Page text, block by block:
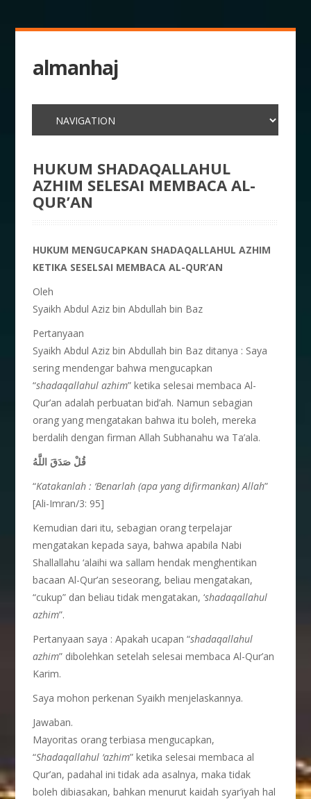
almanhaj
HUKUM SHADAQALLAHUL
AZHIM SELESAI MEMBACA AL-
QUR’AN
HUKUM MENGUCAPKAN SHADAQALLAHUL AZHIM
KETIKA SESELSAI MEMBACA AL-QUR’AN
Oleh
Syaikh Abdul Aziz bin Abdullah bin Baz
Pertanyaan
Syaikh Abdul Aziz bin Abdullah bin Baz ditanya : Saya
sering mendengar bahwa mengucapkan
“shadaqallahul azhim” ketika selesai membaca Al-
Qur’an adalah perbuatan bid’ah. Namun sebagian
orang yang mengatakan bahwa itu boleh, mereka
berdalih dengan firman Allah Subhanahu wa Ta’ala.
قُلْ صَدَقَ اللَّهُ
“Katakanlah : ‘Benarlah (apa yang difirmankan) Allah”
[Ali-Imran/3: 95]
Kemudian dari itu, sebagian orang terpelajar
mengatakan kepada saya, bahwa apabila Nabi
Shallallahu ‘alaihi wa sallam hendak menghentikan
bacaan Al-Qur’an seseorang, beliau mengatakan,
“cukup” dan beliau tidak mengatakan, ‘shadaqallahul
azhim”.
Pertanyaan saya : Apakah ucapan “shadaqallahul
azhim” dibolehkan setelah selesai membaca Al-Qur’an
Karim.
Saya mohon perkenan Syaikh menjelaskannya.
Jawaban.
Mayoritas orang terbiasa mengucapkan,
“Shadaqallahul ‘azhim” ketika selesai membaca al
Qur’an, padahal ini tidak ada asalnya, maka tidak
boleh dibiasakan, bahkan menurut kaidah syar’iyah hal